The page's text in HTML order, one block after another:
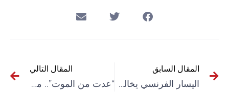
المقال السابق
اليسار الفرنسي يخالف التوقعات وينتصر في الانتخابات التشريعية
المقال التالي
“عدت من الموت”.. معزّز عبيات شاهد آخر على جرائم الاحتلال في حق الأسرى الفلسطينيين